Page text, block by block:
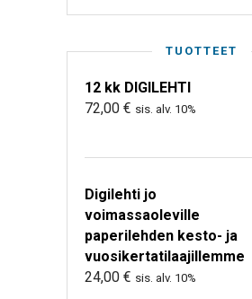
TUOTTEET
12 kk DIGILEHTI
72,00 € sis. alv. 10%
Digilehti jo
voimassaoleville
paperilehden kesto- ja
vuosikertatilaajillemme
24,00 € sis. alv. 10%